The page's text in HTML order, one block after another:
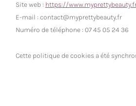
Site web : https://
E-mail : contact@myprettybeauty.fr
Numéro de téléphone : 07 45 05 24 36
Cette politique de cookies a été